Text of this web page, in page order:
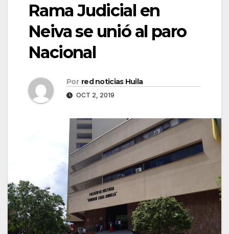
Rama Judicial en
Neiva se unió al paro
Nacional
Por red noticias Huila
OCT 2, 2019